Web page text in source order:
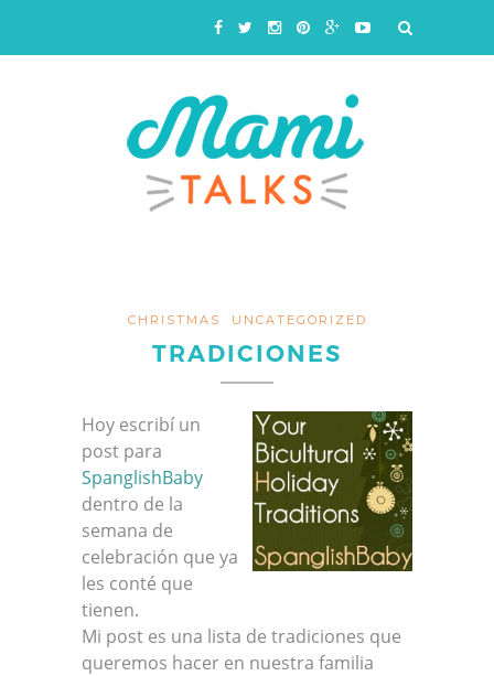
CHRISTMAS UNCATEGORIZED
TRADICIONES
Hoy escribí un
post para
SpanglishBaby
dentro de la
semana de
celebración que ya
les conté que
tienen.
Mi post es una lista de tradiciones que
queremos hacer en nuestra familia